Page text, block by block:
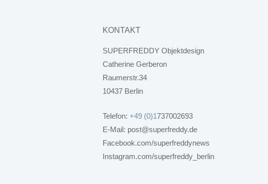
KONTAKT
SUPERFREDDY Objektdesign
Catherine Gerberon
Raumerstr.34
10437 Berlin
Telefon: +49 (0)1737002693
E-Mail: post@superfreddy.de
Facebook.com/superfreddynews
Instagram.com/superfreddy_berlin